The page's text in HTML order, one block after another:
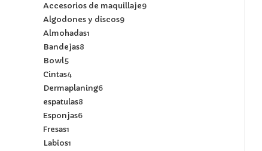
Accesorios de maquillaje9
Algodones y discos9
Almohadas1
Bandejas8
Bowl5
Cintas4
Dermaplaning6
espatulas8
Esponjas6
Fresas1
Labios1